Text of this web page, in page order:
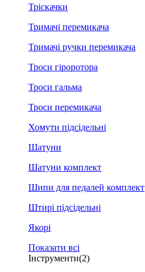
Тріскачки
Тримачі перемикача
Тримачі ручки перемикача
Троси гіроротора
Троси гальма
Троси перемикача
Хомути підсідельні
Шатуни
Шатуни комплект
Шипи для педалей комплект
Штирі підсідельні
Якорі
Показати всі
Інструменти(2)